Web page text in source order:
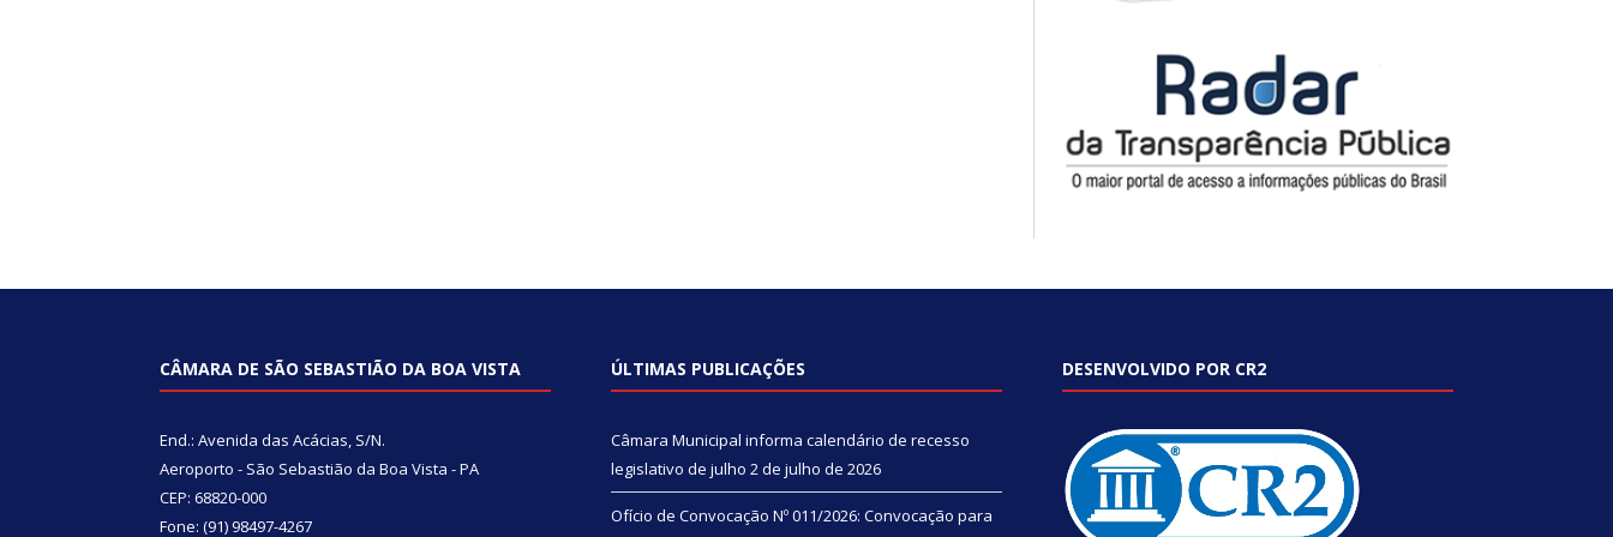
CÂMARA DE SÃO SEBASTIÃO DA BOA VISTA
End.: Avenida das Acácias, S/N.
Aeroporto - São Sebastião da Boa Vista - PA
CEP: 68820-000
Fone: (91) 98497-4267
ÚLTIMAS PUBLICAÇÕES
Câmara Municipal informa calendário de recesso
legislativo de julho 2 de julho de 2026
Ofício de Convocação Nº 011/2026: Convocação para
DESENVOLVIDO POR CR2